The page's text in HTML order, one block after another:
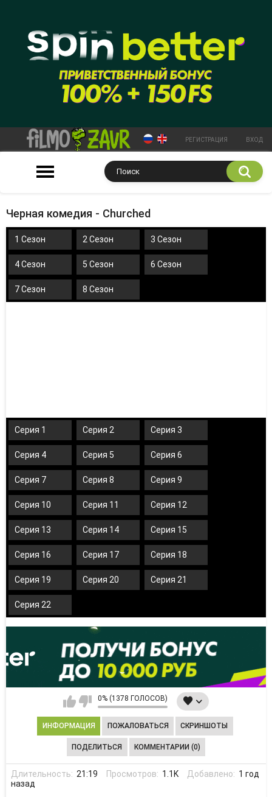
РЕГИСТРАЦИЯ ВХОД
Черная комедия - Churched
1 Сезон 2 Сезон 3 Сезон
4 Сезон 5 Сезон 6 Сезон
7 Сезон 8 Сезон
Серия 1 Серия 2 Серия 3
Серия 4 Серия 5 Серия 6
Серия 7 Серия 8 Серия 9
Серия 10 Серия 11 Серия 12
Серия 13 Серия 14 Серия 15
Серия 16 Серия 17 Серия 18
Серия 19 Серия 20 Серия 21
Серия 22
0% (1378 ГОЛОСОВ)
ИНФОРМАЦИЯ ПОЖАЛОВАТЬСЯ СКРИНШОТЫ
ПОДЕЛИТЬСЯ КОММЕНТАРИИ (0)
Длительность: 21:19 Просмотров: 1.1K Добавлено: 1 год
назад